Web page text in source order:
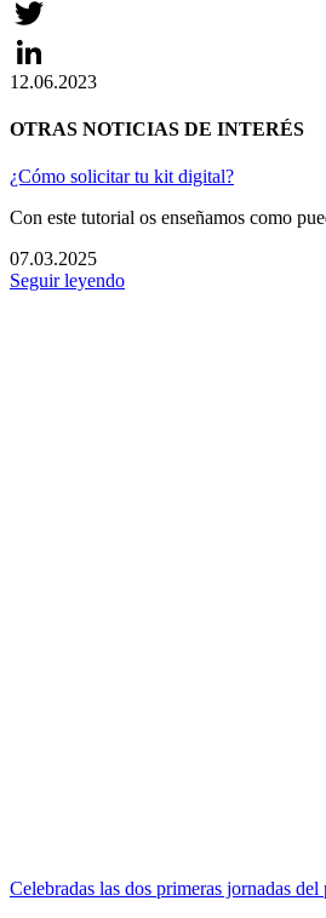
Facebook
Twitter
LinkedIn
12.06.2023
OTRAS NOTICIAS DE INTERÉS
¿Cómo solicitar tu kit digital?
Con este tutorial os enseñamos como
07.03.2025
Seguir leyendo
Celebradas las dos primeras jornadas